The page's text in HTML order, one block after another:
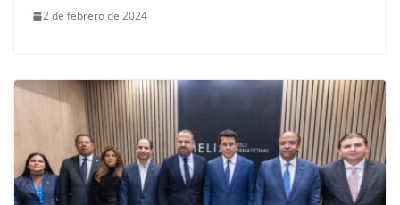
2 de febrero de 2024